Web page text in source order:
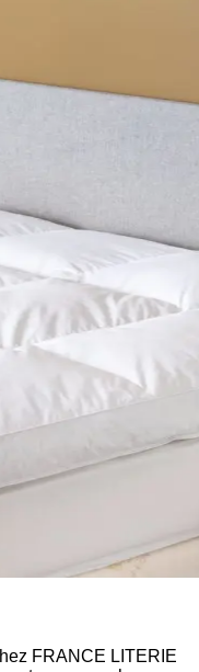
FRANCE LITERIE